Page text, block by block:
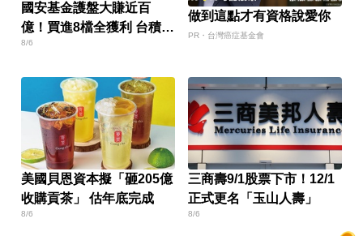
國安基金護盤大賺近百
億！買進8檔全獲利 台積電
貢獻逾7成7
8/6
做到這點才有資格說愛你
PR・台灣癌症基金會
美國貝恩資本擬「砸205億
收購貢茶」 估年底完成
8/6
三商壽9/1股票下市！12/1
正式更名「玉山人壽」
8/6